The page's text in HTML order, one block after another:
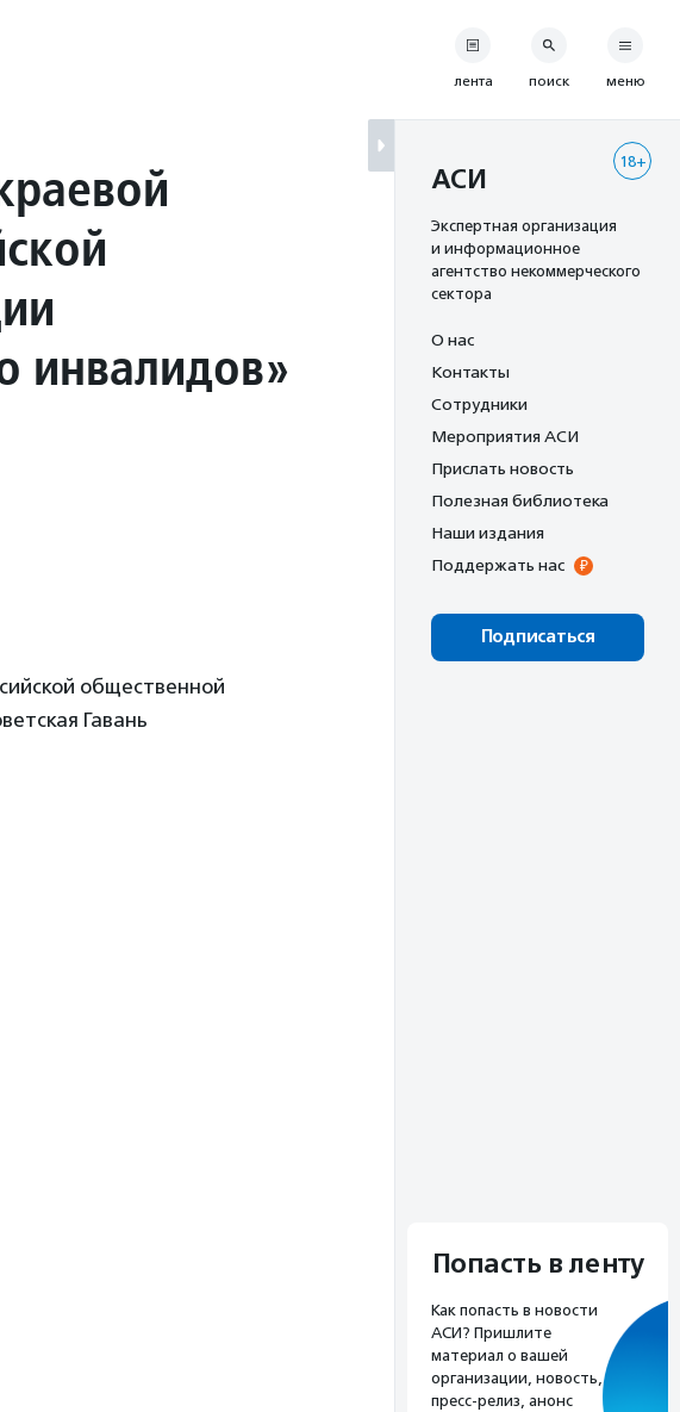
инвалидов»
общественной
Гавань
лента поиск меню
18+
АСИ
Экспертная организация
и информационное
агентство некоммерческого
сектора
О нас
Контакты
Сотрудники
Мероприятия АСИ
Прислать новость
Полезная библиотека
Наши издания
Поддержать нас
Подписаться
Попасть в ленту
Как попасть в новости
АСИ? Пришлите
материал о вашей
организации, новость,
пресс-релиз, анонс